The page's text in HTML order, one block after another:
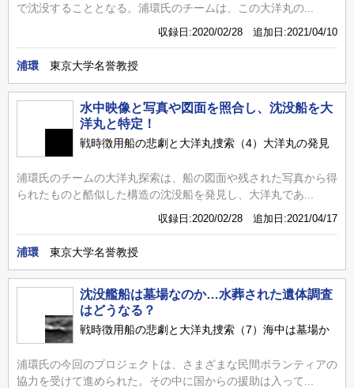
で沈没することとなる。浦環氏のチームは、この大洋丸の...
収録日:2020/02/28 追加日:2021/04/10
浦環 東京大学名誉教授
水中映像と写真や図面を照合し、沈没船を大
洋丸と特定！
戦時徴用船の悲劇と大洋丸捜索（4）大洋丸の発見
浦環氏のチームの大洋丸探索は、船の図面や残された写真から得
られたものと酷似した構造の沈没船を発見し、大洋丸であ...
収録日:2020/02/28 追加日:2021/04/17
浦環 東京大学名誉教授
沈没艦船は墓場なのか…水葬された遺体調査
はどうなる？
戦時徴用船の悲劇と大洋丸捜索（7）海中は墓場か
浦環氏の今回のプロジェクトは、さまざまな民間ボランティアの
協力を受けて進められた。その中に国からの援助は入って...